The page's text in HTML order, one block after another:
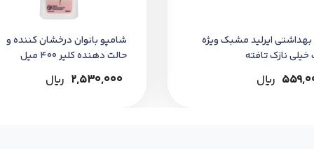
بهداشتي ايرليد مشبك ويژه
نازك تافته
﷼
شامپو بانوان درخشان کننده و
حالت دهنده کلیر 400 میل
2,530,000 ﷼